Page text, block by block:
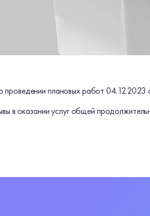
плановых работ
в оказании услуг общей